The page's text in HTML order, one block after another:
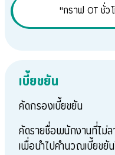
"กราฟ OT ชั่ว
เบี้ยขยัน
คัดกรองเบี้ยขยัน
คัดรายชื่อพนักงานที่ไม่ล
เพื่อนำไปคำนวณเบี้ยขยั